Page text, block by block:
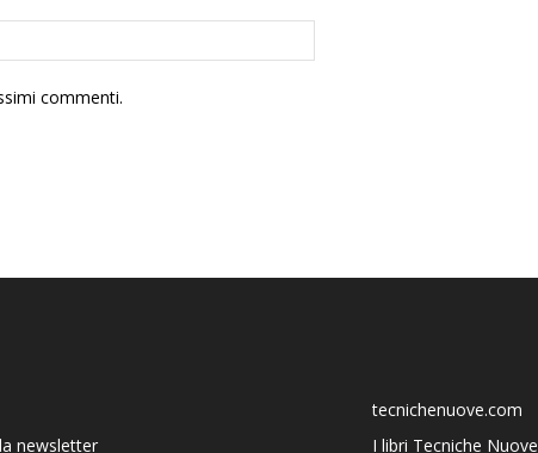
commenti.
newsletter
tecnichenuove.com
I libri Tecniche Nuove